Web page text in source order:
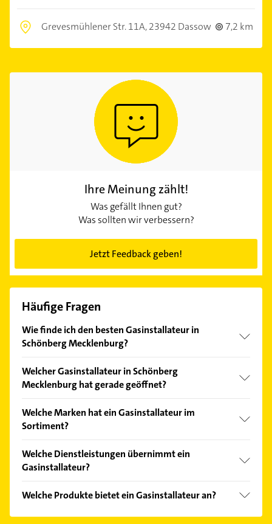
Grevesmühlener Str. 11A,23942 Dassow 7,2 km
Ihre Meinung zählt!
Was gefällt Ihnen gut?
Was sollten wir verbessern?
Jetzt Feedback geben!
Häufige Fragen
Wie finde ich den besten Gasinstallateur in
Schönberg Mecklenburg?
Kundenmeinungen und profitieren Sie von den
Empfehlungen. Die Suchergebnisse können Sie sich
Welcher Gasinstallateur in Schönberg
Mecklenburg hat gerade geöffnet?
Bitte beachten Sie, dass diese an Sonn- und
Feiertagen abweichen können.
Welche Marken hat ein Gasinstallateur im
Sortiment?
Welche Dienstleistungen übernimmt ein
Gasinstallateur?
Installationen für die Abwasserentsorgung,
Installationen für die Wasserversorgung, Klempner,
Welche Produkte bietet ein Gasinstallateur an?
Das Angebot umfasst unter anderem Gasheizungen,